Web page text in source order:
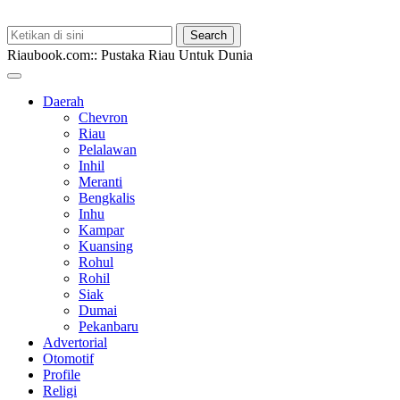
Riaubook.com:: Pustaka Riau Untuk Dunia
Daerah
Chevron
Riau
Pelalawan
Inhil
Meranti
Bengkalis
Inhu
Kampar
Kuansing
Rohul
Rohil
Siak
Dumai
Pekanbaru
Advertorial
Otomotif
Profile
Religi